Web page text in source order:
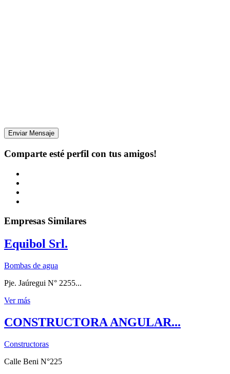
Enviar Mensaje
Comparte esté perfil con tus amigos!
Empresas Similares
Equibol Srl.
Bombas de agua
Pje. Jaúregui N° 2255...
Ver más
CONSTRUCTORA ANGULAR...
Constructoras
Calle Beni N°225